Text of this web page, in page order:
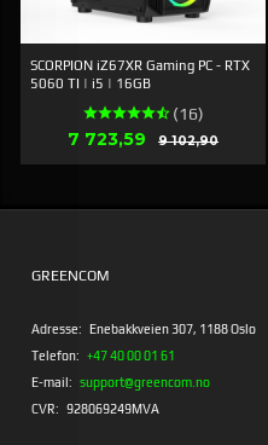
SCORPION iZ67XR Gaming PC - RTX
5060 TI | i5 | 16GB
(16)
Tilbud
7 723,59 9 102,90Rabat
GREENCOM
Adresse: Enebakkveien 307, 1188 Oslo
Telefon: +47 40 00 01 61
E-mail: support@greencom.no
CVR: 928069249MVA